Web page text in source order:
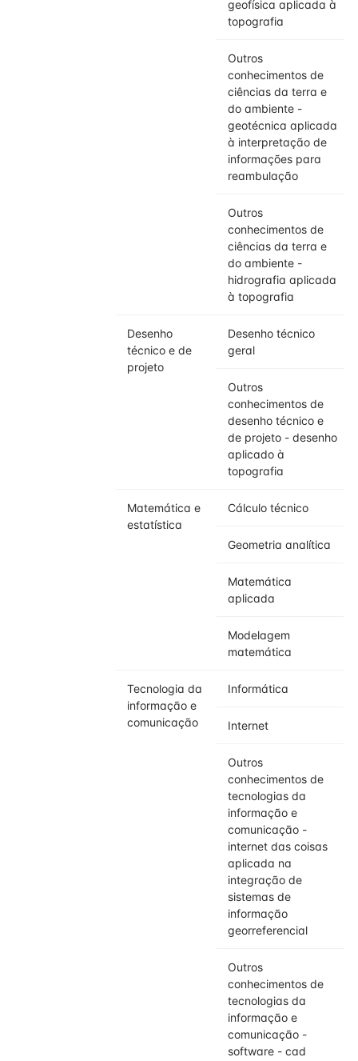
geofísica aplicada à
topografia
Outros
conhecimentos de
ciências da terra e
do ambiente -
geotécnica aplicada
à interpretação de
informações para
reambulação
Outros
conhecimentos de
ciências da terra e
do ambiente -
hidrografia aplicada
à topografia
Desenho
técnico e de
projeto
Desenho técnico
geral
Outros
conhecimentos de
desenho técnico e
de projeto - desenho
aplicado à
topografia
Matemática e
estatística
Cálculo técnico
Geometria analítica
Matemática
aplicada
Modelagem
matemática
Tecnologia da
informação e
comunicação
Informática
Internet
Outros
conhecimentos de
tecnologias da
informação e
comunicação -
internet das coisas
aplicada na
integração de
sistemas de
informação
georreferencial
Outros
conhecimentos de
tecnologias da
informação e
comunicação -
software - cad